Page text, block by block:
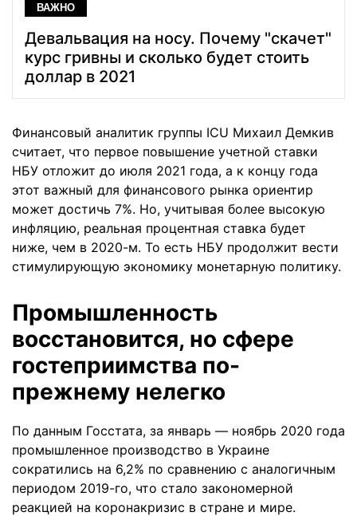
ВАЖНО
Девальвация на носу. Почему "скачет"
курс гривны и сколько будет стоить
доллар в 2021
Финансовый аналитик группы ICU Михаил Демкив
считает, что первое повышение учетной ставки
НБУ отложит до июля 2021 года, а к концу года
этот важный для финансового рынка ориентир
может достичь 7%. Но, учитывая более высокую
инфляцию, реальная процентная ставка будет
ниже, чем в 2020-м. То есть НБУ продолжит вести
стимулирующую экономику монетарную политику.
Промышленность
восстановится, но сфере
гостеприимства по-
прежнему нелегко
По данным Госстата, за январь — ноябрь 2020 года
промышленное производство в Украине
сократились на 6,2% по сравнению с аналогичным
периодом 2019-го, что стало закономерной
реакцией на коронакризис в стране и мире.